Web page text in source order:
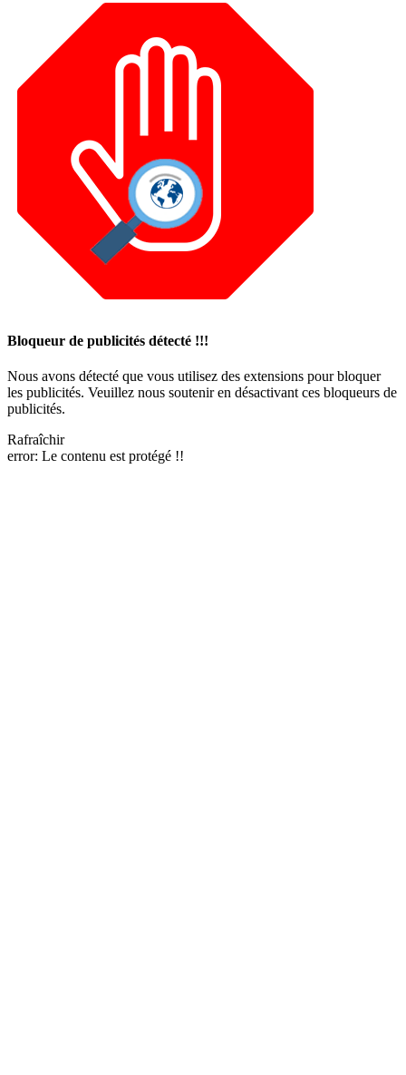
Bloqueur de publicités détecté !!!
Nous avons détecté que vous utilisez des extensions pour bloquer
les publicités. Veuillez nous soutenir en désactivant ces bloqueurs de
publicités.
Rafraîchir
error: Le contenu est protégé !!